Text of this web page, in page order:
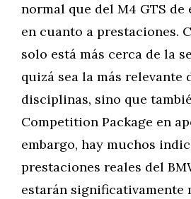
normal que del M4 GTS
en cuanto a prestaciones.
solo está más cerca de la
quizá sea la más relevante
disciplinas, sino que
Competition Package en
embargo, hay muchos
prestaciones reales del
estarán significativamente